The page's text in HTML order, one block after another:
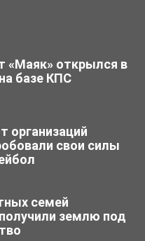
«Маяк» открылся в
базе КПС
организаций
свои силы
семей
землю под